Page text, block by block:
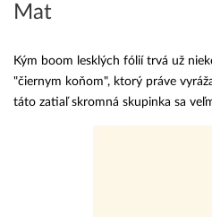
Mat
Kým boom lesklých fólií trvá už
"čiernym koňom", ktorý práve
táto zatiaľ skromná skupinka sa